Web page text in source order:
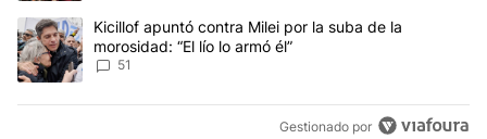
Un artículo de tendencia con el título "Kicillof apuntó contra Milei
Kicillof apuntó contra Milei por la suba de la
morosidad: “El lío lo armó él”
51
Gestionado por